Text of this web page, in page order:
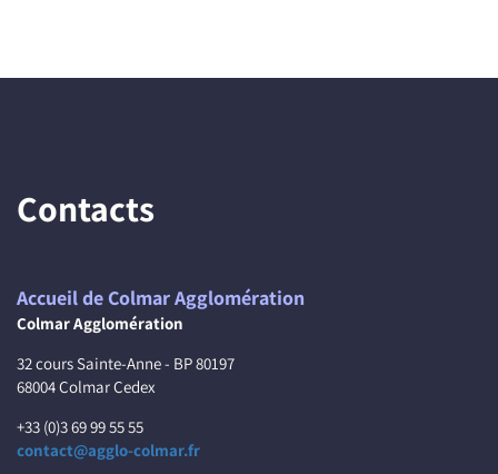
Contacts
Accueil de Colmar Agglomération
Colmar Agglomération
32 cours Sainte-Anne - BP 80197
68004 Colmar Cedex
+33 (0)3 69 99 55 55
contact@agglo-colmar.fr